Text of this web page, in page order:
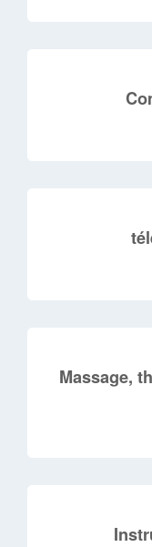
Massage,